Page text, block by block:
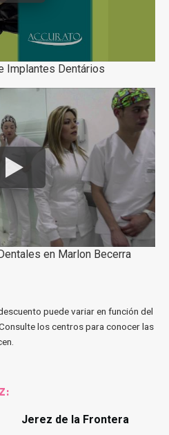
Implantes Dentários
en Marlon Becerra
puede variar en función del
los centros para conocer las
Jerez de la Frontera